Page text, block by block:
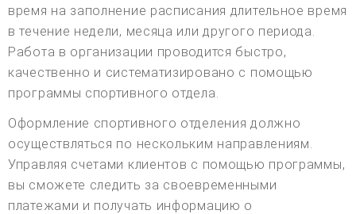
время на заполнение расписания длительное время
в течение недели, месяца или другого периода.
Работа в организации проводится быстро,
качественно и систематизировано с помощью
программы спортивного отдела.
Оформление спортивного отделения должно
осуществляться по нескольким направлениям.
Управляя счетами клиентов с помощью программы,
вы сможете следить за своевременными
платежами и получать информацию о